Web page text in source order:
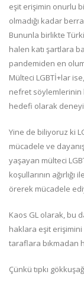
eşit erişimin onurlu
olmadığı kadar
Bununla birlikte
halen katı şartlara
pandemiden en
Mülteci LGBTİ+lar
nefret söylemlerinin
hedefi olarak
Yine de biliyoruz ki
mücadele ve
yaşayan mülteci
koşullarının
örerek mücadele
Kaos GL olarak, bu
haklara eşit
taraflara bıkmadan
Çünkü tıpkı